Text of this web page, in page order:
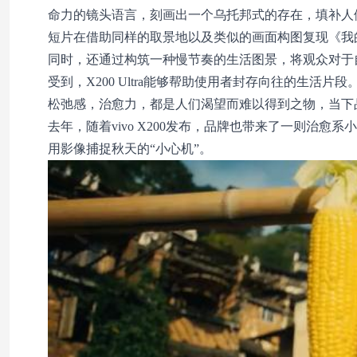
命力的镜头语言，刻画出一个乌托邦式的存在，填补
短片在借助同样的取景地以及类似的画面构图复现《
同时，还通过构筑一种慢节奏的生活图景，将观众对
受到，X200 Ultra能够帮助使用者封存向往的生活片段
松弛感，治愈力，都是人们渴望而难以得到之物，当
去年，随着vivo X200发布，品牌也带来了一则治愈系
用影像捕捉秋天的“小心机”。